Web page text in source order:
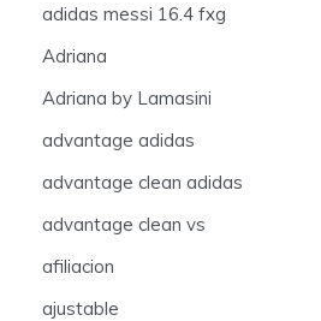
adidas messi 16.4 fxg
Adriana
Adriana by Lamasini
advantage adidas
advantage clean adidas
advantage clean vs
afiliacion
ajustable